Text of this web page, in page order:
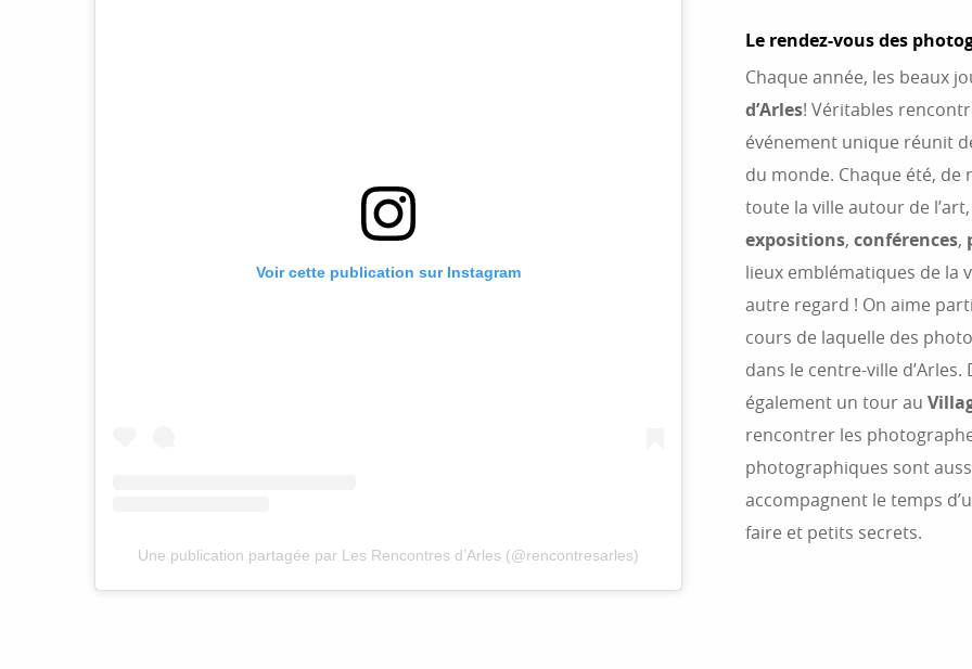
Voir cette publication sur Instagram
Une publication partagée par Les Rencontres d’Arles (@rencontresarles)
Le rendez-vous des
Chaque année, les beaux
d’Arles! Véritables
événement unique réunit
du monde. Chaque été,
toute la ville autour de
expositions, conférences,
lieux emblématiques de la
autre regard ! On aime
cours de laquelle des
dans le centre-ville
également un tour au
rencontrer les
photographiques sont
accompagnent le temps
faire et petits secrets.